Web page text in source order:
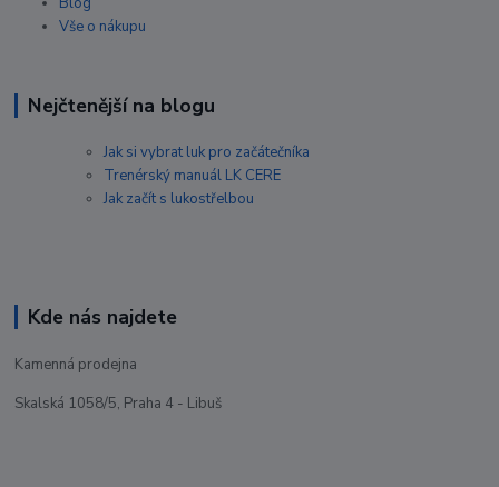
Vše o nákupu
Nejčtenější na blogu
Jak si vybrat luk pro začátečníka
Trenérský manuál LK CERE
Jak začít s lukostřelbou
Kde nás najdete
Kamenná prodejna
Skalská 1058/5, Praha 4 - Libuš